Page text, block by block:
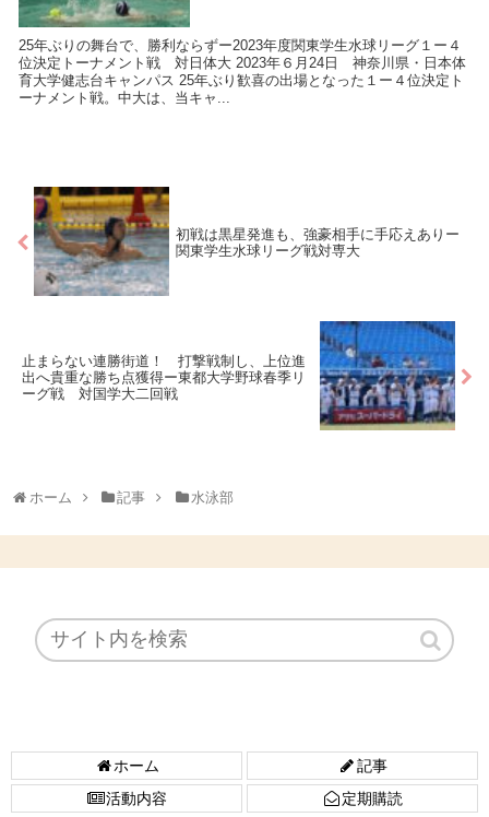
25年ぶりの舞台で、勝利ならずー2023年度関東学生水球リーグ１ー４
位決定トーナメント戦 対日体大 2023年６月24日 神奈川県・日本体
育大学健志台キャンパス 25年ぶり歓喜の出場となった１ー４位決定ト
ーナメント戦。中大は、当キャ...
初戦は黒星発進も、強豪相手に手応えありー
関東学生水球リーグ戦対専大
止まらない連勝街道！ 打撃戦制し、上位進
出へ貴重な勝ち点獲得ー東都大学野球春季リ
ーグ戦 対国学大二回戦
ホーム 記事 水泳部
ホーム
記事
活動内容
定期購読